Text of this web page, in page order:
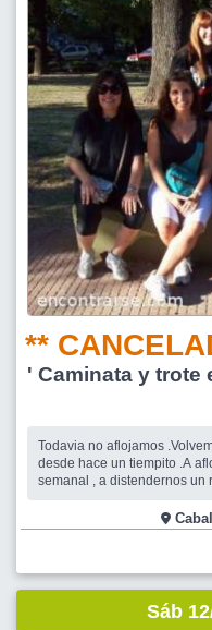
**
' Caminata y trote
Todavia no aflojamos
desde hace un tiempito .A
semanal , a distendernos un
Sáb